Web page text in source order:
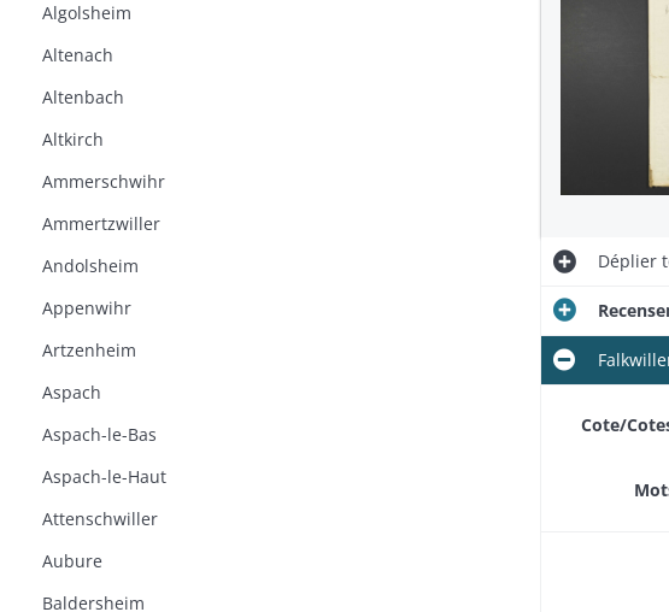
Algolsheim
Altenach
Altenbach
Altkirch
Ammerschwihr
Ammertzwiller
Andolsheim
Appenwihr
Artzenheim
Aspach
Aspach-le-Bas
Aspach-le-Haut
Attenschwiller
Aubure
Baldersheim
Déplier
Cote/